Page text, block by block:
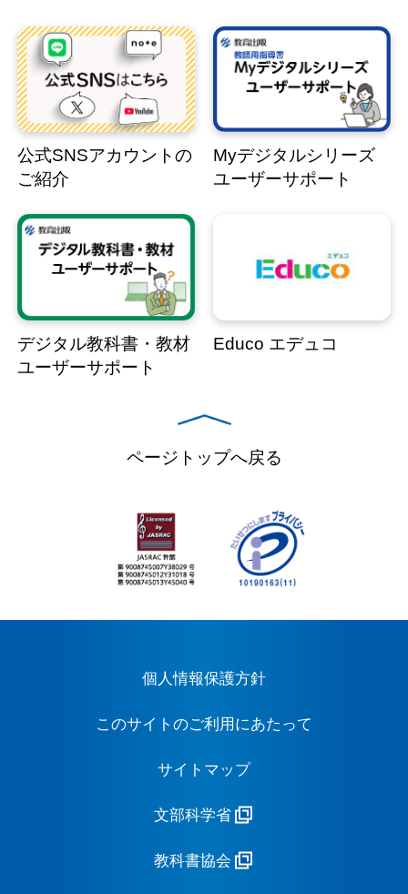
公式SNSアカウントの
ご紹介
Myデジタルシリーズ
ユーザーサポート
デジタル教科書・教材
ユーザーサポート
Educo エデュコ
ページトップへ戻る
個人情報保護方針
このサイトのご利用にあたって
サイトマップ
文部科学省
教科書協会